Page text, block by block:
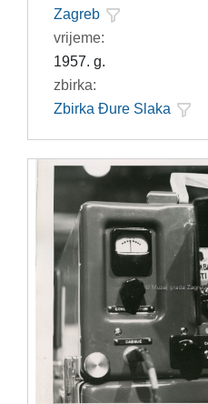
Zagreb
vrijeme:
1957. g.
zbirka:
Zbirka Đure Slaka